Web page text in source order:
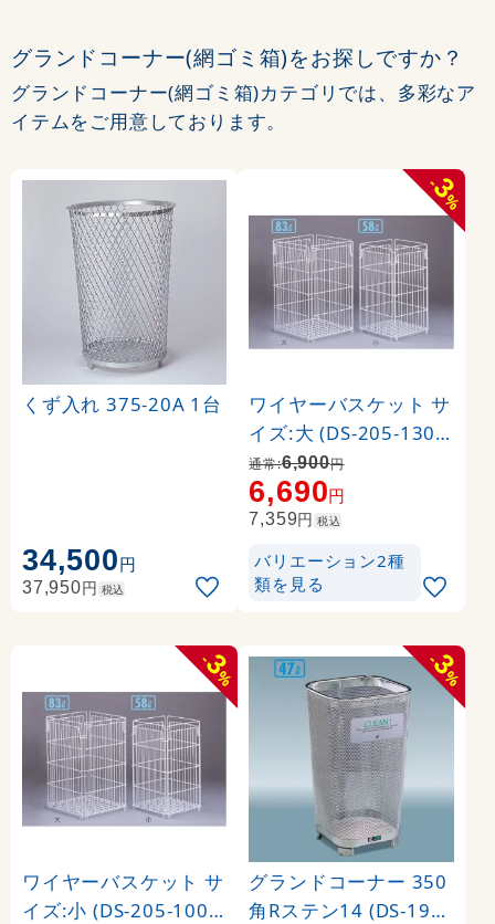
グランドコーナー(網ゴミ箱)をお探しですか？
グランドコーナー(網ゴミ箱)カテゴリでは、多彩なア
イテムをご用意しております。
くず入れ 375-20A 1台
34,500円
37,950円 税込
-
3
%
ワイヤーバスケット サ
イズ:大 (DS-205-130-0
)
通常:6,900円
6,690円
7,359円 税込
バリエーション2種
類を見る
-
3
%
ワイヤーバスケット サ
イズ:小 (DS-205-100-0
-
3
%
グランドコーナー 350
角Rステン14 (DS-198-